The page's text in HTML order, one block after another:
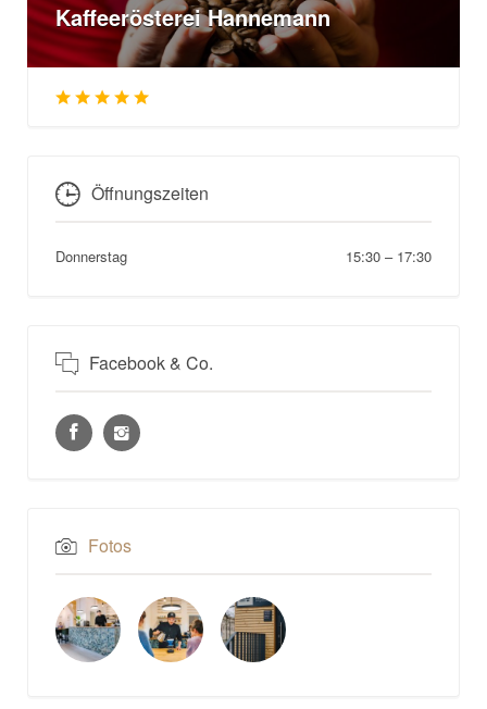
Kaffeerösterei Hannemann
Öffnungszeiten
Donnerstag 15:30 – 17:30
Facebook & Co.
Fotos